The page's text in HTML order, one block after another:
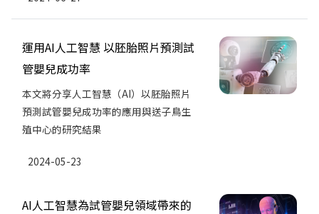
運用AI人工智慧 以胚胎照片預測試
管嬰兒成功率
本文將分享人工智慧（AI）以胚胎照片
預測試管嬰兒成功率的應用與送子鳥生
殖中心的研究結果
2024-05-23
AI人工智慧為試管嬰兒領域帶來的